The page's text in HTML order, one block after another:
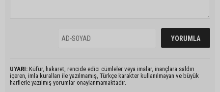
UYARI: Küfür, hakaret, rencide edici cümleler veya imalar, inançlara saldırı
içeren, imla kuralları ile yazılmamış, Türkçe karakter kullanılmayan ve büyük
harflerle yazılmış yorumlar onaylanmamaktadır.